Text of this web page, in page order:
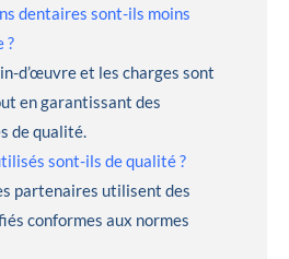
dentaires sont-ils moins
?
d’œuvre et les charges sont
en garantissant des
de qualité.
sont-ils de qualité ?
partenaires utilisent des
conformes aux normes